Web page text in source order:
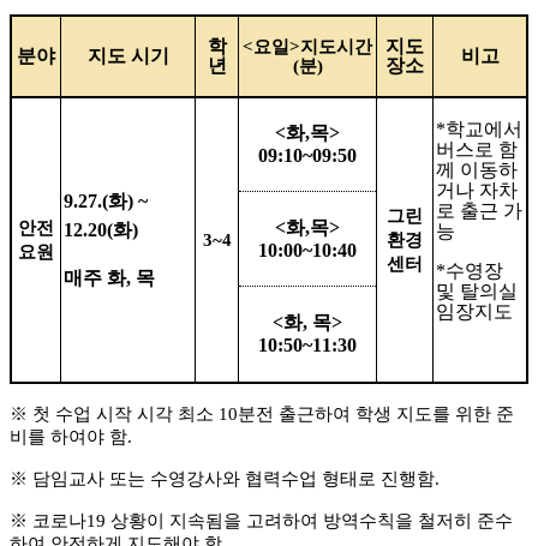
분야 지도 시기
학
년
<요일>지도시간
(분)
지도
장소
비고
안전
요원
9.27.(화) ~
12.20(화)
매주 화, 목
3~4
<화,목>
09:10~09:50
그린
환경
센터
*학교에서
버스로 함
께 이동하
거나 자차
로 출근 가
능
*수영장
및 탈의실
임장지도
<화,목>
10:00~10:40
<화, 목>
10:50~11:30
※ 첫 수업 시작 시각 최소 10분전 출근하여 학생 지도를 위한 준
비를 하여야 함.
※ 담임교사 또는 수영강사와 협력수업 형태로 진행함.
※ 코로나19 상황이 지속됨을 고려하여 방역수칙을 철저히 준수